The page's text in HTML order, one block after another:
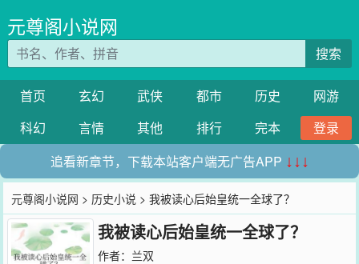
元尊阁小说网
搜索
首页 玄幻 武侠 都市 历史
网游
科幻
言情 其他 排行 完本
登录
追看新章节，下载本站客户端无广告APP ↓↓↓
元尊阁小说网 > 历史小说 > 我被读心后始皇统一全球了？
我被读心后始皇统一全球了？
作者： 兰双